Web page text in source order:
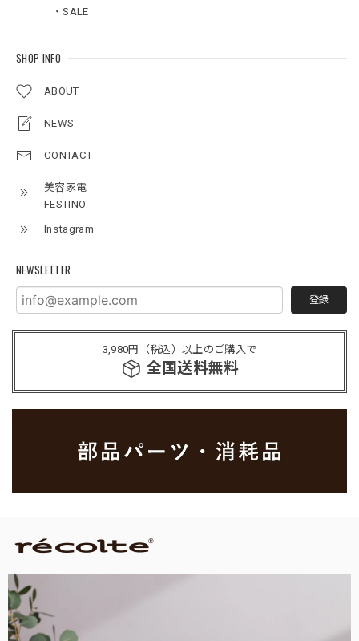
・SALE
SHOP INFO
ABOUT
NEWS
CONTACT
美容家電
FESTINO
Instagram
NEWSLETTER
登録
3,980円（税込）以上のご購入で
全国送料無料